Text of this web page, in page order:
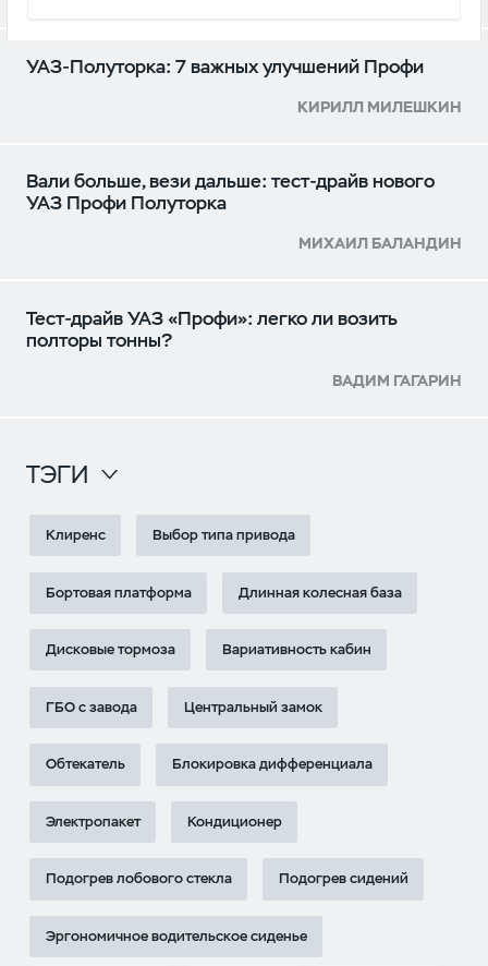
УАЗ-Полуторка: 7 важных улучшений Профи
КИРИЛЛ МИЛЕШКИН
Вали больше, вези дальше: тест-драйв нового
УАЗ Профи Полуторка
МИХАИЛ БАЛАНДИН
Тест-драйв УАЗ «Профи»: легко ли возить
полторы тонны?
ВАДИМ ГАГАРИН
ТЭГИ
Клиренс Выбор типа привода
Бортовая платформа Длинная колесная база
Дисковые тормоза Вариативность кабин
ГБО с завода Центральный замок
Обтекатель Блокировка дифференциала
Электропакет Кондиционер
Подогрев лобового стекла Подогрев сидений
Эргономичное водительское сиденье